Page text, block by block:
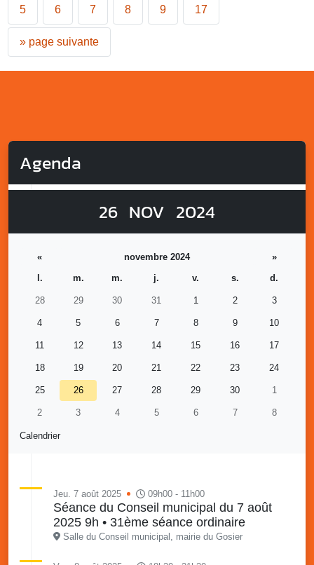
5 6 7 8 9 17
» page suivante
Agenda
26 NOV 2024
Calendrier
« novembre 2024
»
l.
m. m. j. v. s. d.
28 29 30 31 1 2 3
4 5 6 7 8 9 10
11 12 13 14 15 16 17
18 19 20 21 22 23 24
25 26 27 28 29 30 1
2 3 4 5 6 7 8
Jeu. 7 août 2025 09h00 - 11h00
Séance du Conseil municipal du 7 août
2025 9h • 31ème séance ordinaire
Salle du Conseil municipal, mairie du Gosier